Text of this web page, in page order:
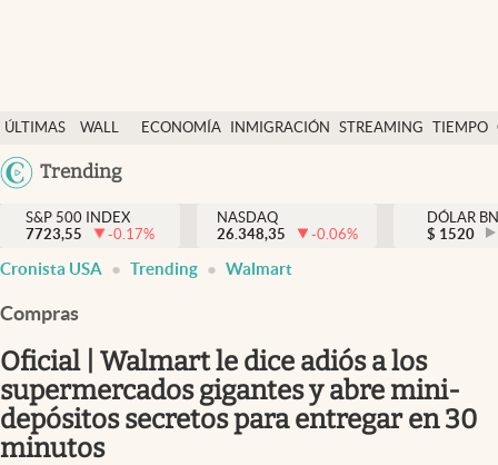
ÚLTIMAS
NOTICIAS
WALL
DÓLAR
ECONOMÍA INMIGRACIÓN STREAMING TIEMPO
México
Trending
Finanzas y economía
Wall Street y dólar
Inmigración
Espiritual
Streaming
S&P 500 INDEX
7723,55
-0.17%
NASDAQ
26.348,35
-0.06%
DÓLAR
$ 1520
Cronista USA Trending Walmart
Compras
Oficial | Walmart le dice adiós a los
supermercados gigantes y abre mini-
depósitos secretos para entregar en 30
minutos